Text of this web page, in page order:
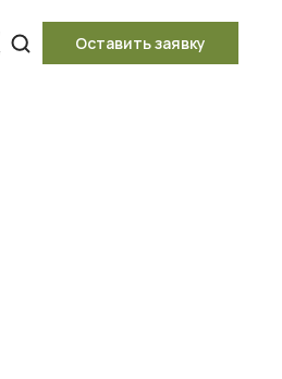
Оставить заявку